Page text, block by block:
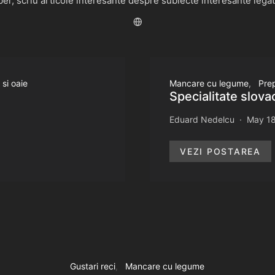
oaie Mancare cu legume
Specialitate
Eduard Nedelcu May
VEZI POSTAREA
Gustari reci Mancare cu legume